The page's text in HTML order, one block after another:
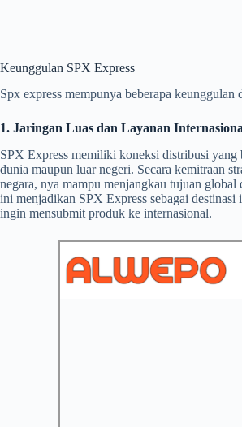
Keunggulan SPX Express
Spx express mempunya beberapa keunggulan
1. Jaringan Luas dan Layanan
SPX Express memiliki koneksi distribusi yang
dunia maupun luar negeri. Secara kemitraan
negara, nya mampu menjangkau tujuan global
ini menjadikan SPX Express sebagai destinasi
ingin mensubmit produk ke internasional.